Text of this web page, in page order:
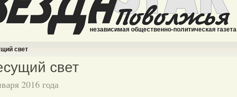
независимая общественно-политическая газета
свет
свет
2016 года